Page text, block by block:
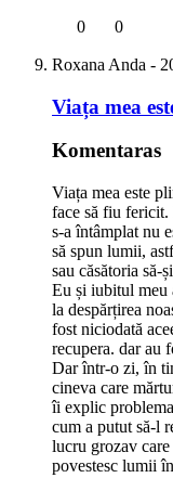
0
0
Roxana Anda -
Viața mea
Komentaras
Viața mea este
face să fiu fericit.
s-a întâmplat nu
să spun lumii,
sau căsătoria să-
Eu și iubitul meu
la despărțirea
fost niciodată
recupera. dar au
Dar într-o zi, în
cineva care
îi explic
cum a putut să-l
lucru grozav
povestesc lumii